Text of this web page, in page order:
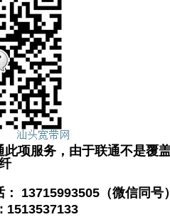
此项服务，由于联通不是覆
13715993505（微信同号）
1513537133